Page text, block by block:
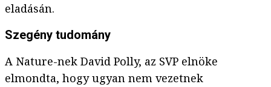
eladásán.
Szegény tudomány
A Nature-nek David Polly, az SVP elnöke
elmondta, hogy ugyan nem vezetnek